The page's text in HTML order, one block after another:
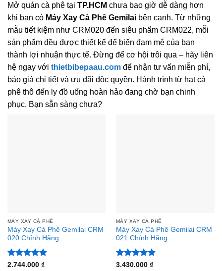
Mở quán cà phê tại TP.HCM chưa bao giờ dễ dàng hơn
khi bạn có Máy Xay Cà Phê Gemilai bên cạnh. Từ những
mẫu tiết kiệm như CRM020 đến siêu phẩm CRM022, mỗi
sản phẩm đều được thiết kế để biến đam mê của bạn
thành lợi nhuận thực tế. Đừng để cơ hội trôi qua – hãy liên
hệ ngay với thietbibepaau.com để nhận tư vấn miễn phí,
báo giá chi tiết và ưu đãi độc quyền. Hành trình từ hạt cà
phê thô đến ly đồ uống hoàn hảo đang chờ bạn chinh
phục. Bạn sẵn sàng chưa?
MÁY XAY CÀ PHÊ
Máy Xay Cà Phê Gemilai CRM
020 Chính Hãng
Được xếp
2.744.000 ₫
MÁY XAY CÀ PHÊ
Máy Xay Cà Phê Gemilai CRM
021 Chính Hãng
Được xếp
3.430.000 ₫